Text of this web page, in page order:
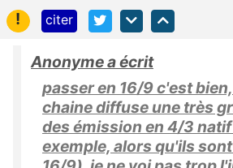
!
citer
Anonyme a écrit
passer en 16/9 c'est
chaine diffuse une très
des émission en 4/3
exemple, alors qu'ils